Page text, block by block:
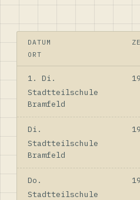
DATUM
ORT
1. Di.
Stadtteilschule
Bramfeld
Di.
Stadtteilschule
Bramfeld
Do.
Stadtteilschule